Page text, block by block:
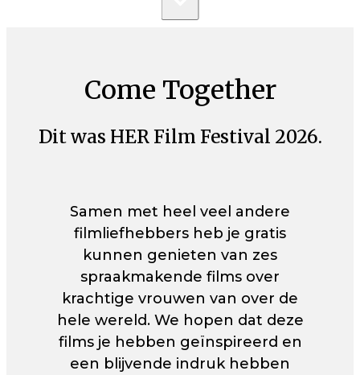
Come Together
Dit was HER Film Festival 2026.
Samen met heel veel andere
filmliefhebbers heb je gratis
kunnen genieten van zes
spraakmakende films over
krachtige vrouwen van over de
hele wereld. We hopen dat deze
films je hebben geïnspireerd en
een blijvende indruk hebben